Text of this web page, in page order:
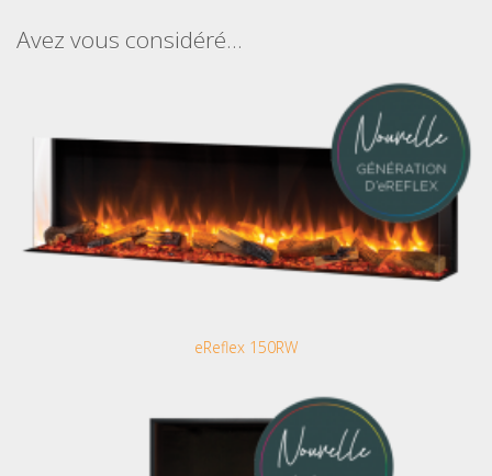
Avez vous considéré...
eReflex 150RW